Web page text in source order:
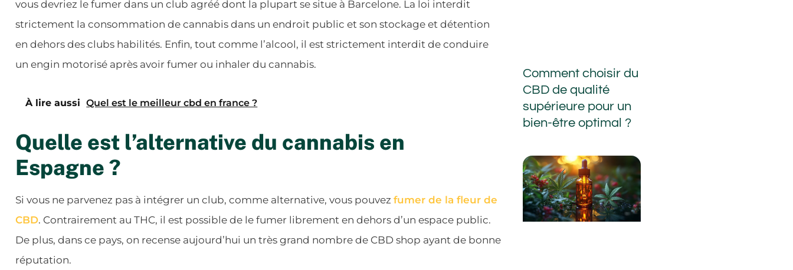
vous devriez le fumer dans un club agréé dont la plupart se situe à Barcelone. La loi interdit
strictement la consommation de cannabis dans un endroit public et son stockage et détention
en dehors des clubs habilités. Enfin, tout comme l’alcool, il est strictement interdit de conduire
un engin motorisé après avoir fumer ou inhaler du cannabis.
À lire aussi Quel est le meilleur cbd en france ?
Quelle est l’alternative du cannabis en
Espagne ?
Si vous ne parvenez pas à intégrer un club, comme alternative, vous pouvezfumer de la fleur de
CBD. Contrairement au THC, il est possible de le fumer librement en dehors d’un espace public.
De plus, dans ce pays, on recense aujourd’hui un très grand nombre de CBD shop ayant de bonne
réputation.
Comment choisir du
CBD de qualité
supérieure pour un
bien-être optimal ?